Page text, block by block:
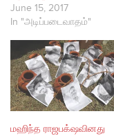
June 15, 2017
In "அடிப்படைவாதம்"
மஹிந்த ராஜபக்‌ஷவினது